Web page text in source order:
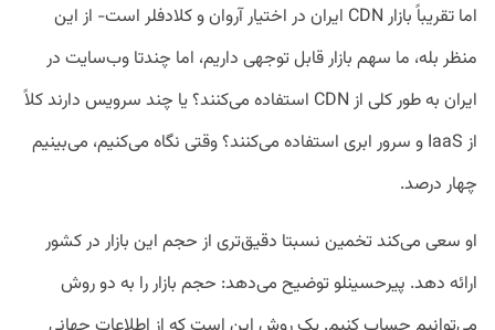
اما تقریباً بازار CDN ایران در اختیار آروان و کلادفلر است- از این
منظر بله، ما سهم بازار قابل توجهی داریم، اما چندتا وب‌سایت در
ایران به طور کلی از CDN استفاده می‌کنند؟ یا چند سرویس دارند کلاً
از IaaS و سرور ابری استفاده می‌کنند؟ وقتی نگاه می‌کنیم، می‌بینیم
چهار درصد.
او سعی می‌کند تخمین نسبتا دقیق‌تری از حجم این بازار در کشور
ارائه دهد. پیرحسینلو توضیح می‌دهد: حجم بازار را به دو روش